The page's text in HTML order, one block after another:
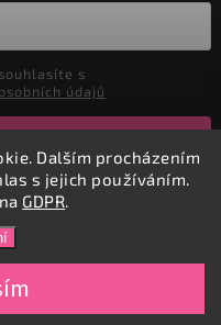
Dalším procházením
s jejich používáním.
GDPR.
údajů
Všechna práva vyhrazena.
Shoptak.cz.